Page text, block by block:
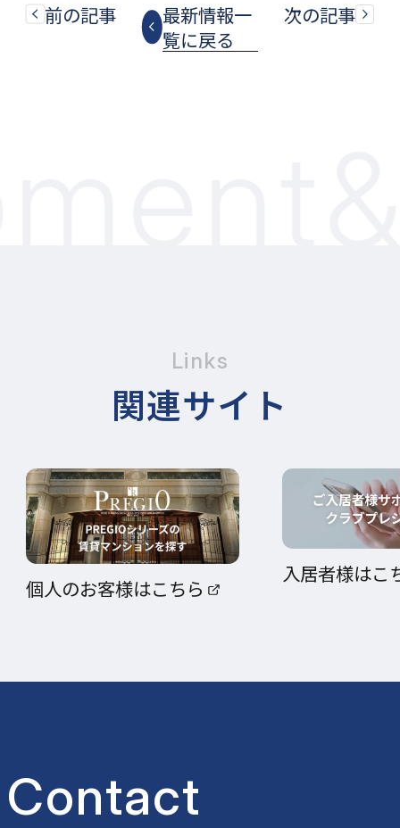
前の記事
最新情報一
覧に戻る
次の記事
Links
関連サイト
個人のお客様はこちら
入居者様はこ
Contact